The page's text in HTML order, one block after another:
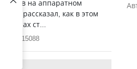
на аппаратном
рассказал, как в этом
школах ст...
15088